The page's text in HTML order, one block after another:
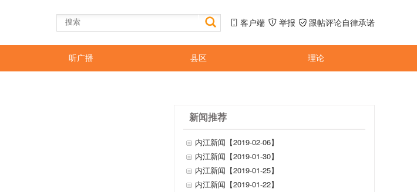
客户端 举报 跟帖评论自律承诺
听广播 县区 理论
新闻推荐
内江新闻【2019-02-06】
内江新闻【2019-01-30】
内江新闻【2019-01-25】
内江新闻【2019-01-22】